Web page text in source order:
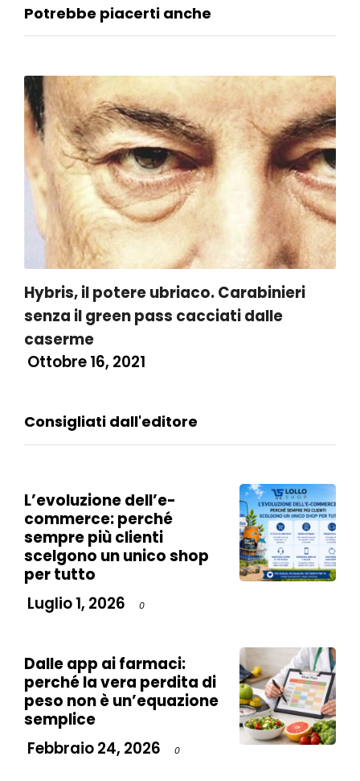
Potrebbe piacerti anche
Hybris, il potere ubriaco. Carabinieri
senza il green pass cacciati dalle
caserme
Ottobre 16, 2021
Consigliati dall'editore
L’evoluzione dell’e-
commerce: perché
sempre più clienti
scelgono un unico shop
per tutto
Luglio 1, 2026
0
Dalle app ai farmaci:
perché la vera perdita di
peso non è un’equazione
semplice
Febbraio 24, 2026
0